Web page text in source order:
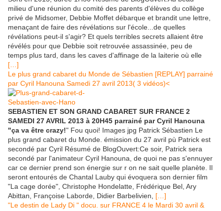
milieu d'une réunion du comité des parents d'élèves du collège
privé de Midsomer, Debbie Moffet débarque et brandit une lettre,
menaçant de faire des révélations sur l'école...de quelles
révélations peut-il s'agir? Et quels terribles secrets allaient être
révélés pour que Debbie soit retrouvée assassinée, peu de
temps plus tard, dans les caves d'affinage de la laiterie où elle
[…]
Le plus grand cabaret du Monde de Sébastien [REPLAY] parrainé
par Cyril Hanouna Samedi 27 avril 2013( 3 vidéos)<
SEBASTIEN ET SON GRAND CABARET SUR FRANCE 2
SAMEDI 27 AVRIL 2013 à 20H45 parrainé par Cyril Hanouna
"ça va être crazy!" Fou quoi! Images jpg Patrick Sébastien Le
plus grand cabaret du Monde. émission du 27 avril pù Patrick est
secondé par Cyril Résumé de BlogOuvert:Ce soir, Patrick sera
secondé par l'animateur Cyril Hanouna, de quoi ne pas s'ennuyer
car ce dernier prend son énergie sur r on ne sait quelle planète. Il
seront entourés de Chantal Lauby qui évoquera son dernier film
"La cage dorée", Christophe Hondelatte, Frédérique Bel, Ary
Abittan, Françoise Laborde, Didier Barbelivien, […]
"Le destin de Lady Di " docu. sur FRANCE 4 le Mardi 30 avril &